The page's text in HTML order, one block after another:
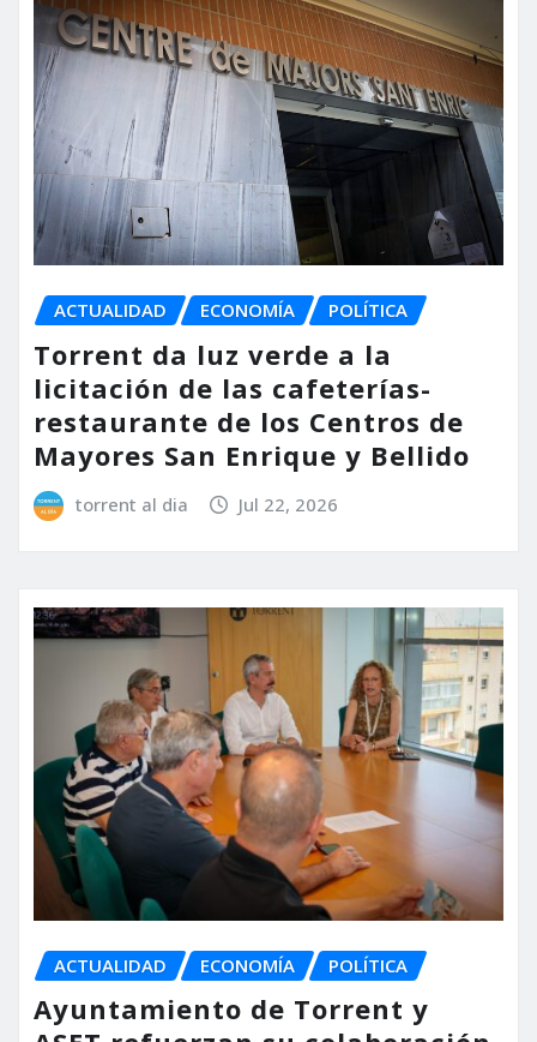
ACTUALIDAD ECONOMÍA POLÍTICA
Torrent da luz verde a la
licitación de las cafeterías-
restaurante de los Centros de
Mayores San Enrique y Bellido
torrent al dia Jul 22, 2026
ACTUALIDAD ECONOMÍA POLÍTICA
Ayuntamiento de Torrent y